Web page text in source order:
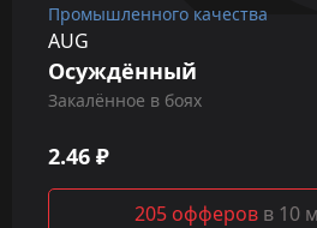
Промышленного качества
AUG
Осуждённый
Закалённое в боях
2.46 ₽
205 офферов в 10